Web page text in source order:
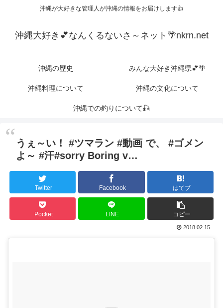
沖縄が大好きな管理人が沖縄の情報をお届けします👍
沖縄大好き💕なんくるないさ～ネット🌴nkrn.net
沖縄の歴史 みんな大好き沖縄県💕🌴
沖縄料理について 沖縄の文化について
沖縄での釣りについて🎣
うぇ～い！ #ツマラン #動画 で、 #ゴメン
よ～ #汗#sorry Boring v…
Twitter Facebook はてブ
Pocket LINE コピー
2018.02.15